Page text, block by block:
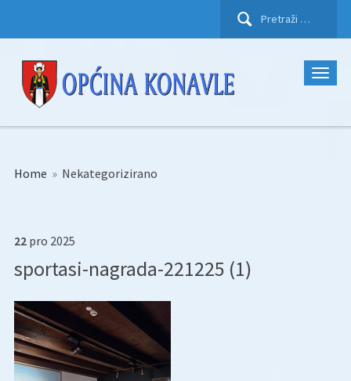
Pretraži:
Home » Nekategorizirano
22 pro 2025
sportasi-nagrada-221225 (1)